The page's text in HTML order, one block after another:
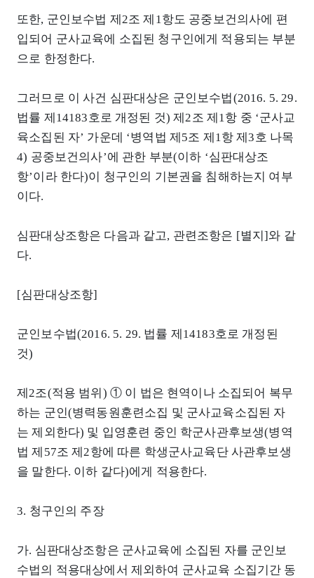
또한, 군인보수법 제2조 제1항도 공중보건의사에 편
입되어 군사교육에 소집된 청구인에게 적용되는 부분
으로 한정한다.
그러므로 이 사건 심판대상은 군인보수법(2016. 5. 29.
법률 제14183호로 개정된 것) 제2조 제1항 중 ‘군사교
육소집된 자’ 가운데 ‘병역법 제5조 제1항 제3호 나목
4) 공중보건의사’에 관한 부분(이하 ‘심판대상조
항’이라 한다)이 청구인의 기본권을 침해하는지 여부
이다.
심판대상조항은 다음과 같고, 관련조항은 [별지]와 같
다.
[심판대상조항]
군인보수법(2016. 5. 29. 법률 제14183호로 개정된
것)
제2조(적용 범위) ① 이 법은 현역이나 소집되어 복무
하는 군인(병력동원훈련소집 및 군사교육소집된 자
는 제외한다) 및 입영훈련 중인 학군사관후보생(병역
법 제57조 제2항에 따른 학생군사교육단 사관후보생
을 말한다. 이하 같다)에게 적용한다.
3. 청구인의 주장
가. 심판대상조항은 군사교육에 소집된 자를 군인보
수법의 적용대상에서 제외하여 군사교육 소집기간 동